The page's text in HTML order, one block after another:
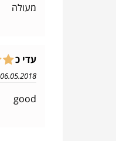
מעולה
עדי כ
06.05.2018 16:11
good